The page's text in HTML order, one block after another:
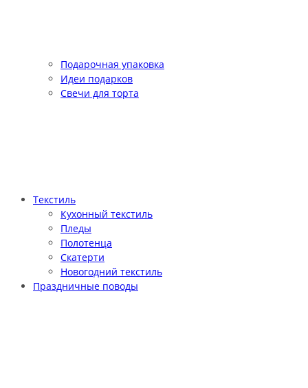
Подарочная упаковка
Идеи подарков
Свечи для торта
Текстиль
Кухонный текстиль
Пледы
Полотенца
Скатерти
Новогодний текстиль
Праздничные поводы